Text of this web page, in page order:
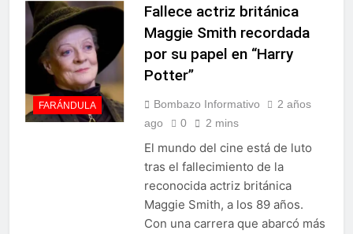
FARÁNDULA
Fallece actriz británica
Maggie Smith recordada
por su papel en “Harry
Potter”
Bombazo Informativo
2 años
ago
0 2 mins
El mundo del cine está de luto
tras el fallecimiento de la
reconocida actriz británica
Maggie Smith, a los 89 años.
Con una carrera que abarcó más